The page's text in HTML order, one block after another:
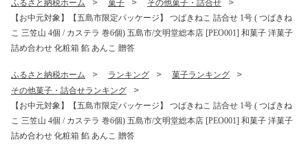
ふるさと納税ホーム 菓子
その他菓子・詰合せ
【お中元対象】【五島市限定パッケージ】 つばきねこ 詰合せ 1号 ( つばきね
こ 三笠山 4個 / カステラ 巻6個) 五島市/文明堂総本店 [PEO001] 和菓子 洋菓子
詰め合わせ 化粧箱 餡 あんこ 贈答
ふるさと納税ホーム ランキング
菓子ランキング
その他菓子・詰合せランキング
【お中元対象】【五島市限定パッケージ】 つばきねこ 詰合せ 1号 ( つばきね
こ 三笠山 4個 / カステラ 巻6個) 五島市/文明堂総本店 [PEO001] 和菓子 洋菓子
詰め合わせ 化粧箱 餡 あんこ 贈答